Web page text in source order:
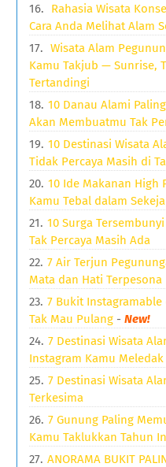
Rahasia Wisata
Cara Anda Melihat Alam
Wisata Alam
Kamu Takjub — Sunrise,
Tertandingi
10 Danau Alami
Akan Membuatmu Tak
10 Destinasi Wisata
Tidak Percaya Masih di
10 Ide Makanan High
Kamu Tebal dalam
10 Surga
Tak Percaya Masih Ada
7 Air Terjun
Mata dan Hati Terpesona
7 Bukit
Tak Mau Pulang -New!
7 Destinasi Wisata
Instagram Kamu Meledak
7 Destinasi Wisata
Terkesima
7 Gunung Paling
Kamu Taklukkan Tahun
ANORAMA BUKIT